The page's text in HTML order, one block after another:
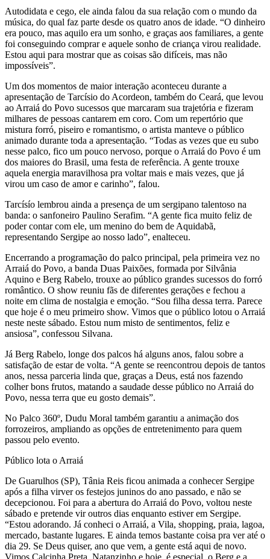
Autodidata e cego, ele ainda falou da sua relação com o mundo da
música, do qual faz parte desde os quatro anos de idade. “O dinheiro
era pouco, mas aquilo era um sonho, e graças aos familiares, a gente
foi conseguindo comprar e aquele sonho de criança virou realidade.
Estou aqui para mostrar que as coisas são difíceis, mas não
impossíveis”.
Um dos momentos de maior interação aconteceu durante a
apresentação de Tarcísio do Acordeon, também do Ceará, que levou
ao Arraiá do Povo sucessos que marcaram sua trajetória e fizeram
milhares de pessoas cantarem em coro. Com um repertório que
mistura forró, piseiro e romantismo, o artista manteve o público
animado durante toda a apresentação. “Todas as vezes que eu subo
nesse palco, fico um pouco nervoso, porque o Arraiá do Povo é um
dos maiores do Brasil, uma festa de referência. A gente trouxe
aquela energia maravilhosa pra voltar mais e mais vezes, que já
virou um caso de amor e carinho”, falou.
Tarcísío lembrou ainda a presença de um sergipano talentoso na
banda: o sanfoneiro Paulino Serafim. “A gente fica muito feliz de
poder contar com ele, um menino do bem de Aquidabã,
representando Sergipe ao nosso lado”, enalteceu.
Encerrando a programação do palco principal, pela primeira vez no
Arraiá do Povo, a banda Duas Paixões, formada por Silvânia
Aquino e Berg Rabelo, trouxe ao público grandes sucessos do forró
romântico. O show reuniu fãs de diferentes gerações e fechou a
noite em clima de nostalgia e emoção. “Sou filha dessa terra. Parece
que hoje é o meu primeiro show. Vimos que o público lotou o Arraiá
neste neste sábado. Estou num misto de sentimentos, feliz e
ansiosa”, confessou Silvana.
Já Berg Rabelo, longe dos palcos há alguns anos, falou sobre a
satisfação de estar de volta. “A gente se reencontrou depois de tantos
anos, nessa parceria linda que, graças a Deus, está nos fazendo
colher bons frutos, matando a saudade desse público no Arraiá do
Povo, nessa terra que eu gosto demais”.
No Palco 360º, Dudu Moral também garantiu a animação dos
forrozeiros, ampliando as opções de entretenimento para quem
passou pelo evento.
Público lota o Arraiá
De Guarulhos (SP), Tânia Reis ficou animada a conhecer Sergipe
após a filha virver os festejos juninos do ano passado, e não se
decepcionou. Foi para a abertura do Arraiá do Povo, voltou neste
sábado e pretende vir outros dias enquanto estiver em Sergipe.
“Estou adorando. Já conheci o Arraiá, a Vila, shopping, praia, lagoa,
mercado, bastante lugares. E ainda temos bastante coisa pra ver até o
dia 29. Se Deus quiser, ano que vem, a gente está aqui de novo.
Vimos Calcinha Preta, Natanzinho e hoje, é especial, o Berg e a